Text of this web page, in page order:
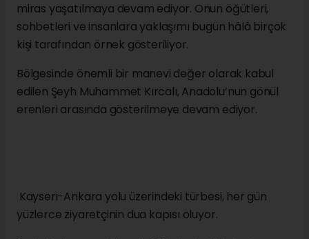
miras yaşatılmaya devam ediyor. Onun öğütleri,
sohbetleri ve insanlara yaklaşımı bugün hâlâ birçok
kişi tarafından örnek gösteriliyor.
Bölgesinde önemli bir manevi değer olarak kabul
edilen Şeyh Muhammet Kırcalı, Anadolu’nun gönül
erenleri arasında gösterilmeye devam ediyor.
Kayseri-Ankara yolu üzerindeki türbesi, her gün
yüzlerce ziyaretçinin dua kapısı oluyor.